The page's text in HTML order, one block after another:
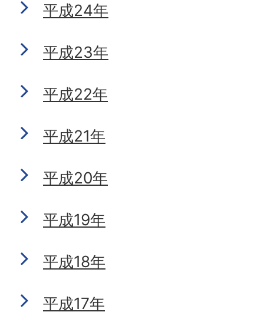
平成24年
平成23年
平成22年
平成21年
平成20年
平成19年
平成18年
平成17年